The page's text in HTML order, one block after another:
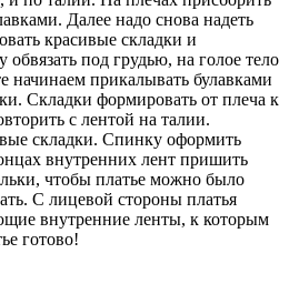
Далее надо снова надеть
красивые складки и
под грудью, на голое тело
начинаем прикалывать булавками
Складки формировать от плеча к
с лентой на талии.
складки. Спинку оформить
внутренних лент пришить
чтобы платье можно было
С лицевой стороны платья
внутренние ленты, к которым
готово!